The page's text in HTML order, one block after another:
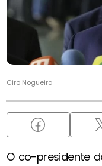
Ciro Nogueira
O co-presidente